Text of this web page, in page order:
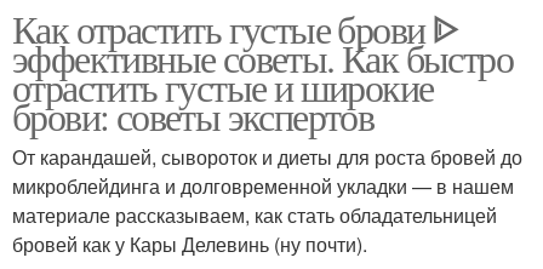
Как отрастить густые брови ᐈ
эффективные советы. Как быстро
отрастить густые и широкие
брови: советы экспертов
От карандашей, сывороток и диеты для роста бровей до
микроблейдинга и долговременной укладки — в нашем
материале рассказываем, как стать обладательницей
бровей как у Кары Делевинь (ну почти).